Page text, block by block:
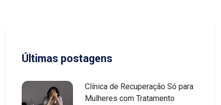
Últimas postagens
Clínica de Recuperação Só para
Mulheres com Tratamento